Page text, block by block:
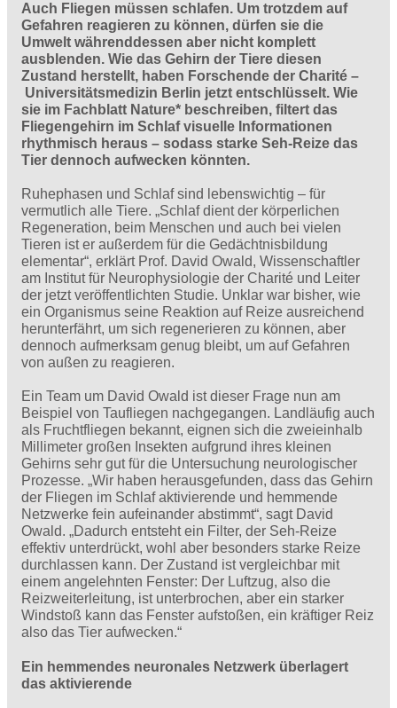
Auch Fliegen müssen schlafen. Um trotzdem auf
Gefahren reagieren zu können, dürfen sie die
Umwelt währenddessen aber nicht komplett
ausblenden. Wie das Gehirn der Tiere diesen
Zustand herstellt, haben Forschende der Charité –
Universitätsmedizin Berlin jetzt entschlüsselt. Wie
sie im Fachblatt Nature* beschreiben, filtert das
Fliegengehirn im Schlaf visuelle Informationen
rhythmisch heraus – sodass starke Seh-Reize das
Tier dennoch aufwecken könnten.
Ruhephasen und Schlaf sind lebenswichtig – für
vermutlich alle Tiere. „Schlaf dient der körperlichen
Regeneration, beim Menschen und auch bei vielen
Tieren ist er außerdem für die Gedächtnisbildung
elementar“, erklärt Prof. David Owald, Wissenschaftler
am Institut für Neurophysiologie der Charité und Leiter
der jetzt veröffentlichten Studie. Unklar war bisher, wie
ein Organismus seine Reaktion auf Reize ausreichend
herunterfährt, um sich regenerieren zu können, aber
dennoch aufmerksam genug bleibt, um auf Gefahren
von außen zu reagieren.
Ein Team um David Owald ist dieser Frage nun am
Beispiel von Taufliegen nachgegangen. Landläufig auch
als Fruchtfliegen bekannt, eignen sich die zweieinhalb
Millimeter großen Insekten aufgrund ihres kleinen
Gehirns sehr gut für die Untersuchung neurologischer
Prozesse. „Wir haben herausgefunden, dass das Gehirn
der Fliegen im Schlaf aktivierende und hemmende
Netzwerke fein aufeinander abstimmt“, sagt David
Owald. „Dadurch entsteht ein Filter, der Seh-Reize
effektiv unterdrückt, wohl aber besonders starke Reize
durchlassen kann. Der Zustand ist vergleichbar mit
einem angelehnten Fenster: Der Luftzug, also die
Reizweiterleitung, ist unterbrochen, aber ein starker
Windstoß kann das Fenster aufstoßen, ein kräftiger Reiz
also das Tier aufwecken.“
Ein hemmendes neuronales Netzwerk überlagert
das aktivierende